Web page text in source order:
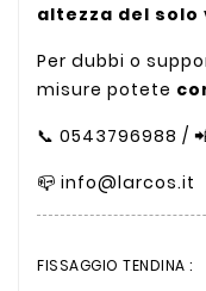
altezza del
Per dubbi o
misure potete
📞 0543796988 /
📪 info@larcos.it
FISSAGGIO TENDINA :